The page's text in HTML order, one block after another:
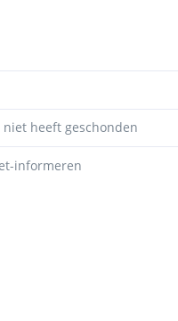
heeft geschonden
informeren